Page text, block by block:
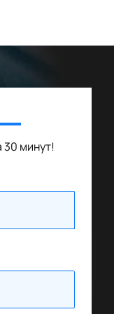
30 минут!